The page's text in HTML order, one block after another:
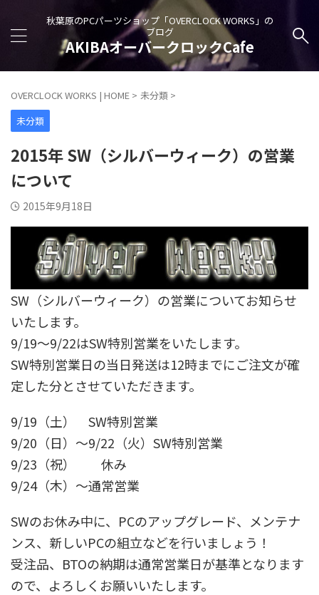
秋葉原のPCパーツショップ「OVERCLOCK WORKS」の
ブログ
AKIBAオーバークロックCafe
OVERCLOCK WORKS | HOME > 未分類 >
未分類
2015年 SW（シルバーウィーク）の営業
について
2015年9月18日
SW（シルバーウィーク）の営業についてお知らせ
いたします。
9/19～9/22はSW特別営業をいたします。
SW特別営業日の当日発送は12時までにご注文が確
定した分とさせていただきます。
9/19（土） SW特別営業
9/20（日）～9/22（火）SW特別営業
9/23（祝） 休み
9/24（木）～通常営業
SWのお休み中に、PCのアップグレード、メンテナ
ンス、新しいPCの組立などを行いましょう！
受注品、BTOの納期は通常営業日が基準となります
ので、よろしくお願いいたします。